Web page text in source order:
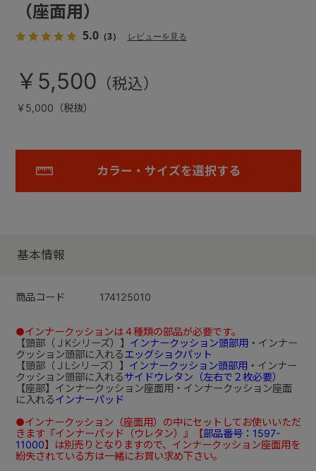
（座面用）
5.0（3） レビューを見る
￥5,500
￥5,000（税抜）
カラー・サイズを選択する
基本情報
商品コード 174125010
●インナークッションは４種類の部品が必要です。
【頭部（ＪKシリーズ）】 インナークッション頭部用・インナー
クッション頭部に入れるエッグショクパット
【頭部（ＪLシリーズ）】 インナークッション頭部用・インナー
クッション頭部に入れるサイドウレタン（左右で２枚必要）
【座部】インナークッション座面用・インナークッション座面
に入れるインナーパッド
●インナークッション（座面用）の中にセットしてお使いいただ
きます『インナーパッド（ウレタン）』【部品番号：1597-
11000】は別売りとなりますので、インナークッション座面用を
紛失されている方は一緒にお買い求め下さい。